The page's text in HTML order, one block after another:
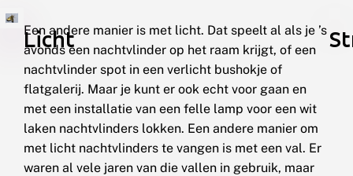
Licht
Een andere manier is met licht. Dat speelt al als je ’s
avonds een nachtvlinder op het raam krijgt, of een
nachtvlinder spot in een verlicht bushokje of
flatgalerij. Maar je kunt er ook echt voor gaan en
met een installatie van een felle lamp voor een wit
laken nachtvlinders lokken. Een andere manier om
met licht nachtvlinders te vangen is met een val. Er
waren al vele jaren van die vallen in gebruik, maar